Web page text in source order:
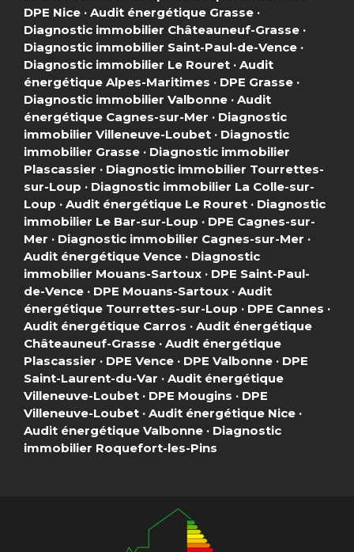
DPE Nice · Audit énergétique Grasse ·
Diagnostic immobilier Châteauneuf-Grasse ·
Diagnostic immobilier Saint-Paul-de-Vence ·
Diagnostic immobilier Le Rouret · Audit
énergétique Alpes-Maritimes · DPE Grasse ·
Diagnostic immobilier Valbonne · Audit
énergétique Cagnes-sur-Mer · Diagnostic
immobilier Villeneuve-Loubet · Diagnostic
immobilier Grasse · Diagnostic immobilier
Plascassier · Diagnostic immobilier Tourrettes-
sur-Loup · Diagnostic immobilier La Colle-sur-
Loup · Audit énergétique Le Rouret · Diagnostic
immobilier Le Bar-sur-Loup · DPE Cagnes-sur-
Mer · Diagnostic immobilier Cagnes-sur-Mer ·
Audit énergétique Vence · Diagnostic
immobilier Mouans-Sartoux · DPE Saint-Paul-
de-Vence · DPE Mouans-Sartoux · Audit
énergétique Tourrettes-sur-Loup · DPE Cannes ·
Audit énergétique Carros · Audit énergétique
Châteauneuf-Grasse · Audit énergétique
Plascassier · DPE Vence · DPE Valbonne · DPE
Saint-Laurent-du-Var · Audit énergétique
Villeneuve-Loubet · DPE Mougins · DPE
Villeneuve-Loubet · Audit énergétique Nice ·
Audit énergétique Valbonne · Diagnostic
immobilier Roquefort-les-Pins